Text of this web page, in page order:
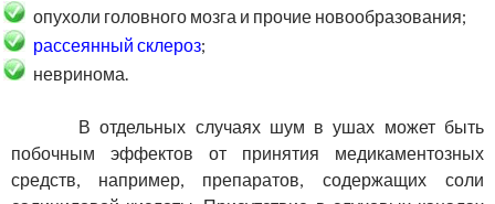
опухоли головного мозга и прочие новообразования;
рассеянный склероз;
невринома.
В отдельных случаях шум в ушах может быть
побочным эффектов от принятия медикаментозных
средств, например, препаратов, содержащих соли